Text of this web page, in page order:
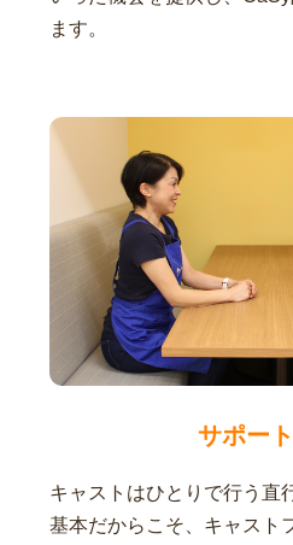
ます。
サポー
キャストはひとりで行う直
基本だからこそ、キャスト